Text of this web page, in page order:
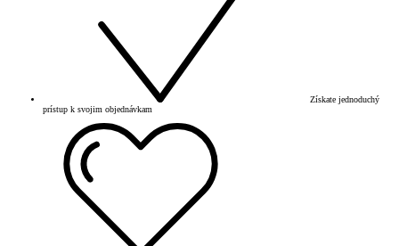
Získate jednoduchý
prístup k svojim objednávkam